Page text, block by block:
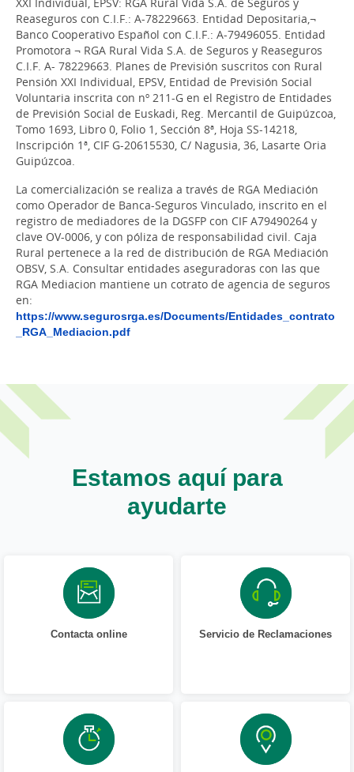
XXI Individual, EPSV: RGA Rural Vida S.A. de Seguros y
Reaseguros con C.I.F.: A-78229663. Entidad Depositaria,¬
Banco Cooperativo Español con C.I.F.: A-79496055. Entidad
Promotora ¬ RGA Rural Vida S.A. de Seguros y Reaseguros
C.I.F. A- 78229663. Planes de Previsión suscritos con Rural
Pensión XXI Individual, EPSV, Entidad de Previsión Social
Voluntaria inscrita con nº 211-G en el Registro de Entidades
de Previsión Social de Euskadi, Reg. Mercantil de Guipúzcoa,
Tomo 1693, Libro 0, Folio 1, Sección 8ª, Hoja SS-14218,
Inscripción 1ª, CIF G-20615530, C/ Nagusia, 36, Lasarte Oria
Guipúzcoa.
La comercialización se realiza a través de RGA Mediación
como Operador de Banca-Seguros Vinculado, inscrito en el
registro de mediadores de la DGSFP con CIF A79490264 y
clave OV-0006, y con póliza de responsabilidad civil. Caja
Rural pertenece a la red de distribución de RGA Mediación
OBSV, S.A. Consultar entidades aseguradoras con las que
RGA Mediacion mantiene un cotrato de agencia de seguros
en:
https://www.segurosrga.es/Documents/Entidades_contrato
_RGA_Mediacion.pdf
Estamos aquí para
ayudarte
Contacta online Servicio de Reclamaciones